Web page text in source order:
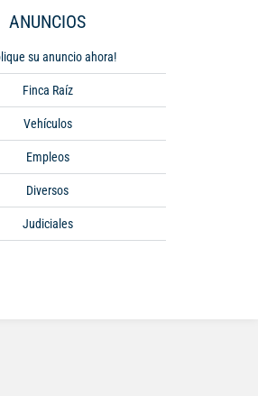
ANUNCIOS
su anuncio ahora!
Finca Raíz
Vehículos
Empleos
Diversos
Judiciales